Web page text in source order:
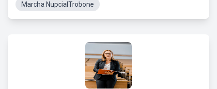
Marcha NupcialTrobone